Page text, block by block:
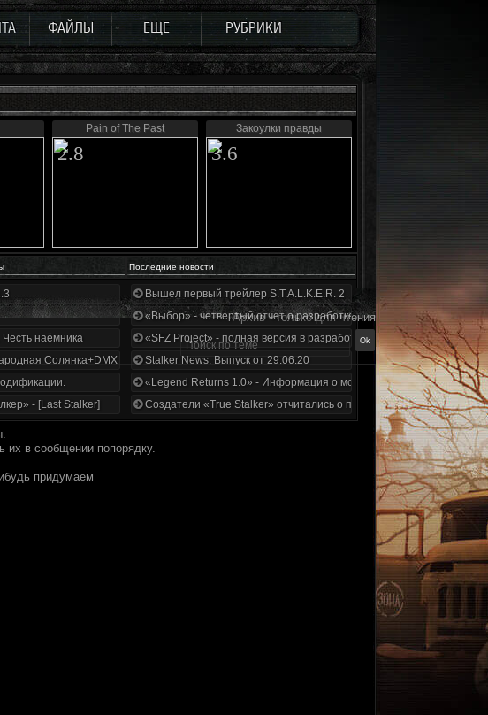
ФАЙЛЫ ЕЩЕ РУБРИКИ
Pain of The Past
2.8
Закоулки правды
3.6
Последние новости
трейлера
наёмника
Солянка+DMX 1.3.5.ООП.МА.К.
- [Last Stalker]
Вышел первый трейлер S.T.A.L.K.E.R. 2
«Выбор» - четвертый отчет о разработке!
«SFZ Project» - полная версия в разработке!
Stalker News. Выпуск от 29.06.20
«Legend Returns 1.0» - Информация о моде за июнь 2020
Создатели «True Stalker» отчитались о проделанной работе
Архив - только для чтения
их в сообщении попорядку.
придумаем